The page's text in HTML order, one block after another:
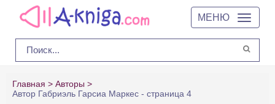
МЕНЮ
Главная
Авторы
Автор Габриэль Гарсиа Маркес - страница 4